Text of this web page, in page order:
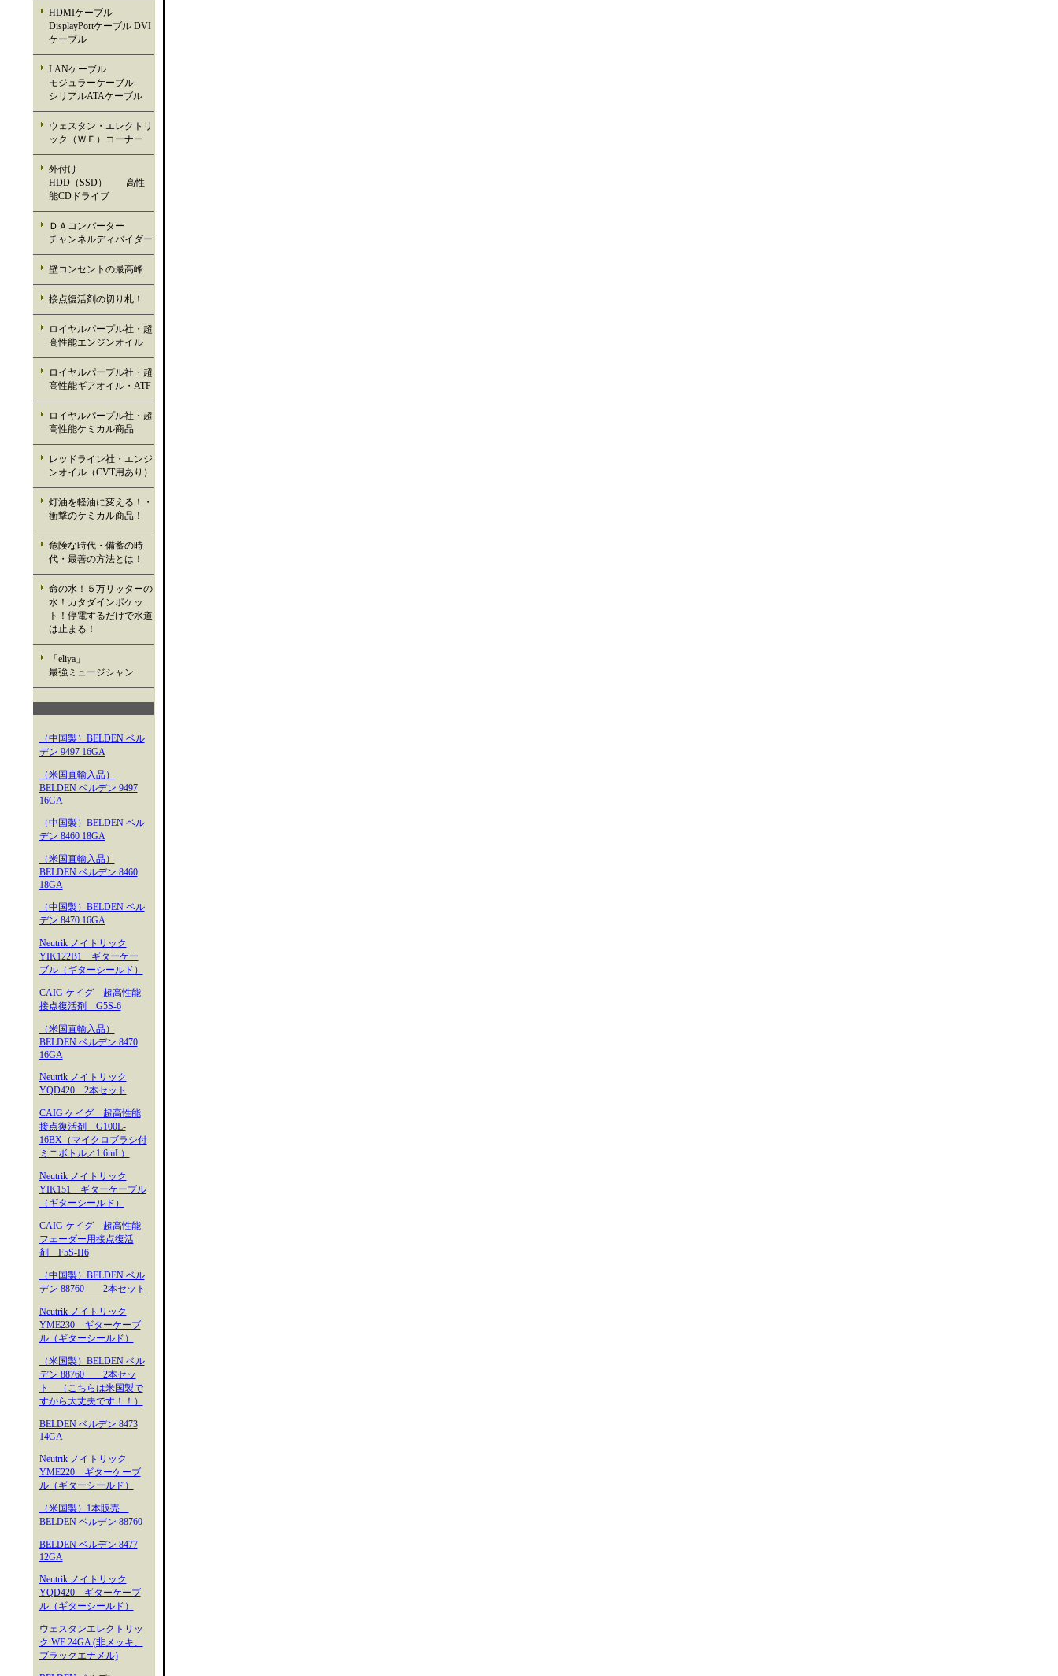
HDMIケーブル
DisplayPortケーブル DVI
ケーブル
LANケーブル
モジュラーケーブル
シリアルATAケーブル
ウェスタン・エレクトリ
ック（ＷＥ）コーナー
外付け
HDD（SSD） 高性
能CDドライブ
ＤＡコンバーター
チャンネルディバイダー
壁コンセントの最高峰
接点復活剤の切り札！
ロイヤルパープル社・超
高性能エンジンオイル
ロイヤルパープル社・超
高性能ギアオイル・ATF
ロイヤルパープル社・超
高性能ケミカル商品
レッドライン社・エンジ
ンオイル（CVT用あり）
灯油を軽油に変える！・
衝撃のケミカル商品！
危険な時代・備蓄の時
代・最善の方法とは！
命の水！５万リッターの
水！カタダインポケッ
ト！停電するだけで水道
は止まる！
「eliya」
最強ミュージシャン
（中国製）BELDEN ベル
デン 9497 16GA
（米国直輸入品）
BELDEN ベルデン 9497
16GA
（中国製）BELDEN ベル
デン 8460 18GA
（米国直輸入品）
BELDEN ベルデン 8460
18GA
（中国製）BELDEN ベル
デン 8470 16GA
Neutrik ノイトリック
YIK122B1 ギターケー
ブル（ギターシールド）
CAIG ケイグ 超高性能
接点復活剤 G5S-6
（米国直輸入品）
BELDEN ベルデン 8470
16GA
Neutrik ノイトリック
YQD420 2本セット
CAIG ケイグ 超高性能
接点復活剤 G100L-
16BX（マイクロブラシ付
ミニボトル／1.6mL）
Neutrik ノイトリック
YIK151 ギターケーブル
（ギターシールド）
CAIG ケイグ 超高性能
フェーダー用接点復活
剤 F5S-H6
（中国製）BELDEN ベル
デン 88760 2本セット
Neutrik ノイトリック
YME230 ギターケーブ
ル（ギターシールド）
（米国製）BELDEN ベル
デン 88760 2本セッ
ト （こちらは米国製で
すから大丈夫です！！）
BELDEN ベルデン 8473
14GA
Neutrik ノイトリック
YME220 ギターケーブ
ル（ギターシールド）
（米国製）1本販売
BELDEN ベルデン 88760
BELDEN ベルデン 8477
12GA
Neutrik ノイトリック
YQD420 ギターケーブ
ル（ギターシールド）
ウェスタンエレクトリッ
ク WE 24GA (非メッキ、
ブラックエナメル)